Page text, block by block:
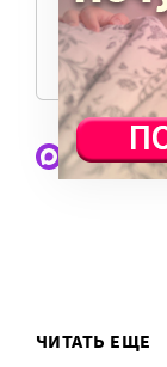
Наши
ЧИТАТЬ ЕЩЕ